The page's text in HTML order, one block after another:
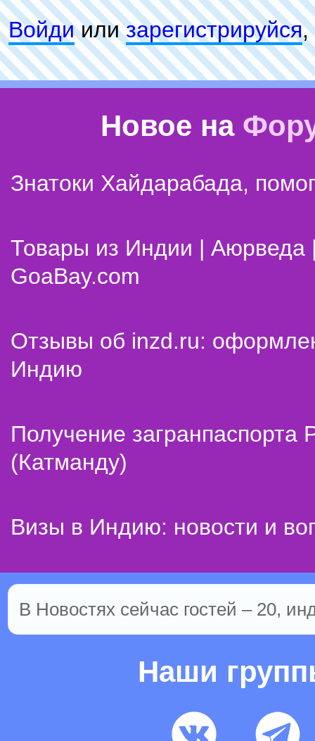
Войдиилизарeгиcтpируйся,
Новое на
Знатоки Хайдарабада,
Товары из Индии | Аюрведа
GoaBay.com
Отзывы об inzd.ru:
Индию
Получение
(Катманду)
Визы в Индию: новости и
В Новостях сейчас гостей – 20,
Наши